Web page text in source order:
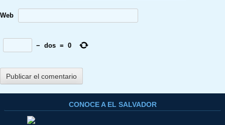
Web
− dos = 0
CONOCE A EL SALVADOR